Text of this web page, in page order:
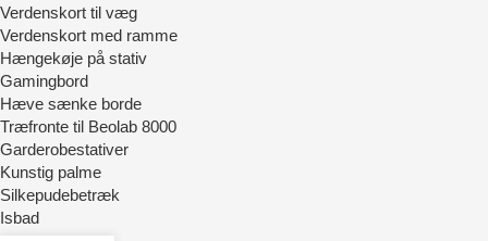
Verdenskort til væg
Verdenskort med ramme
Hængekøje på stativ
Gamingbord
Hæve sænke borde
Træfronte til Beolab 8000
Garderobestativer
Kunstig palme
Silkepudebetræk
Isbad